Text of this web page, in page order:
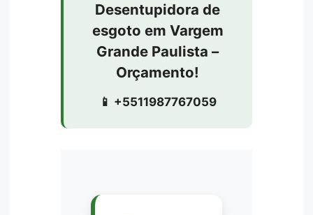
Desentupidora de
esgoto em Vargem
Grande Paulista –
Orçamento!
📱 +5511987767059